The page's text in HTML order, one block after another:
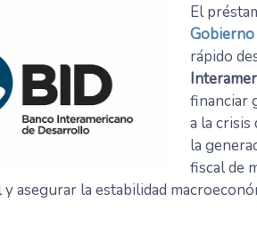
El
Gobierno
rápido
financiar
a la crisis
la
fiscal de
asegurar la estabilidad